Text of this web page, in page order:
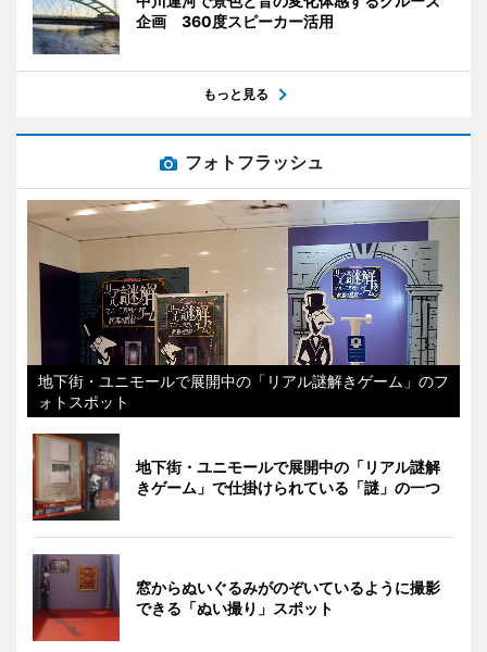
企画 360度スピーカー活用
もっと見る
フォトフラッシュ
地下街・ユニモールで展開中の「リアル謎解きゲーム」のフ
ォトスポット
地下街・ユニモールで展開中の「リアル謎解
きゲーム」で仕掛けられている「謎」の一つ
窓からぬいぐるみがのぞいているように撮影
できる「ぬい撮り」スポット